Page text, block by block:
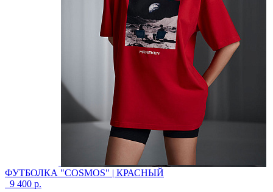
ФУТБОЛКА "COSMOS" | КРАСНЫЙ
9 400 р.